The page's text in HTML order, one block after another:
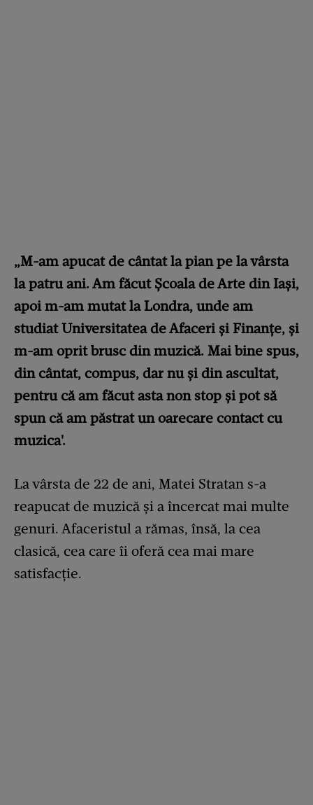
„M-am apucat de cântat la pian pe la vârsta
la patru ani. Am făcut Școala de Arte din Iași,
apoi m-am mutat la Londra, unde am
studiat Universitatea de Afaceri și Finanțe, și
m-am oprit brusc din muzică. Mai bine spus,
din cântat, compus, dar nu și din ascultat,
pentru că am făcut asta non stop și pot să
spun că am păstrat un oarecare contact cu
muzica'.
La vârsta de 22 de ani, Matei Stratan s-a
reapucat de muzică și a încercat mai multe
genuri. Afaceristul a rămas, însă, la cea
clasică, cea care îi oferă cea mai mare
satisfacție.